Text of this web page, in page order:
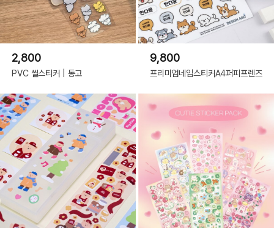
2,800
PVC 씰스티커 | 동고
9,800
프리미엄네임스티커A4퍼피프렌즈